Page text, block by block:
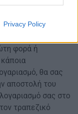
Privacy Policy
φορά ή
θα σας
αποστολή του
σας στο
τραπεζικό